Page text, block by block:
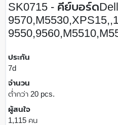
SK0715 - คีย์บอร์ด
ประกัน
7d
จำนวน
ต่ำกว่า 20 pcs.
ผู้สนใจ
1,115 คน